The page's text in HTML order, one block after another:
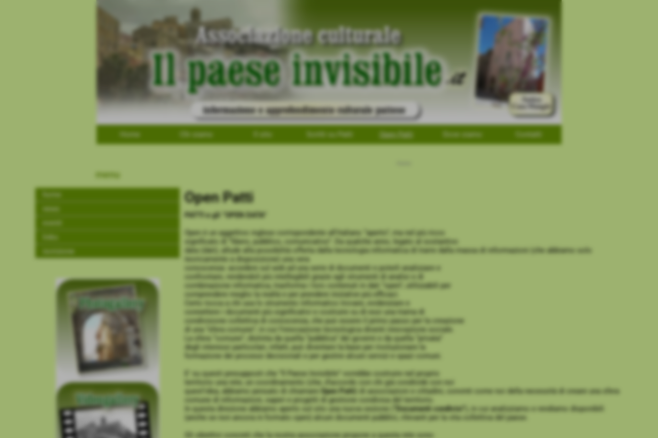
Home Chi siamo Il sito Scritti su Patti Open Patti Dove siamo Contatti
menu
home
news
eventi
links
iscrizione
Open Patti
PATTI e gli “OPEN DATA”
Open è un aggettivo inglese corrispondente all’italiano “aperto”, ma nel più ricco
significato di “libero, pubblico, comunicativo”. Da qualche anno, legato al sostantivo
data (dati), allude alla possibilità offerta dalla tecnologia informatica di trarre dalla massa di informazioni (che abbiamo solo
teoricamente a disposizione) una vera
conoscenza: accedere sul web ad una serie di documenti e poterli analizzare e
confrontare, rendendoli più intellegibili grazie agli strumenti di analisi e di
combinazione informatica, trasforma i loro contenuti in dati “open”, utilizzabili per
comprendere meglio la realtà e per prendere iniziative più efficaci.
Certo tocca a chi usa lo strumento informatico trovare, evidenziare e
connettere i documenti più significativi e costruire su di essi una trama di
condivisione collettiva di conoscenza, che può essere il primo passo per la creazione
di una “sfera comune”, in cui l’innovazione tecnologica diventi innovazione sociale.
La sfera “comune”, distinta da quella “pubblica” dei governi e da quella “privata”
degli interessi particolari, infatti, può diventare la base per rivoluzionare la
formazione dei processi decisionali e per gestire alcuni servizi e spazi comuni.
E’ su questi presupposti che “Il Paese Invisibile” vorrebbe costruire nel proprio
territorio una rete, un coordinamento (che, d’accordo con chi già condivide con noi
quest’idea, abbiamo pensato di chiamare
Open Patti
) di associazioni e cittadini, convinti come noi della necessità di creare una sfera
comune di informazioni, saperi e progetti di gestione condivisa del territorio.
In questa direzione abbiamo aperto sul sito una nuova sezione (“
Documenti condivisi
”), in cui analizziamo e rendiamo disponibili
(anche se non ancora in formato open) alcuni documenti pubblici, rilevanti per la vita collettiva del paese.
Gli obiettivi concreti che la nostra associazione propone a questa rete sono: